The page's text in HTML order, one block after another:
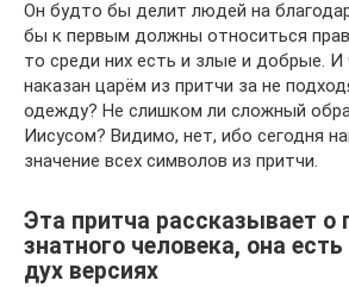
Он будто бы делит людей на
бы к первым должны относиться
то среди них есть и злые и добрые. И
наказан царём из притчи за не
одежду? Не слишком ли сложный
Иисусом? Видимо, нет, ибо сегодня
значение всех символов из притчи.
Эта притча рассказывает о
знатного человека, она
дух версиях